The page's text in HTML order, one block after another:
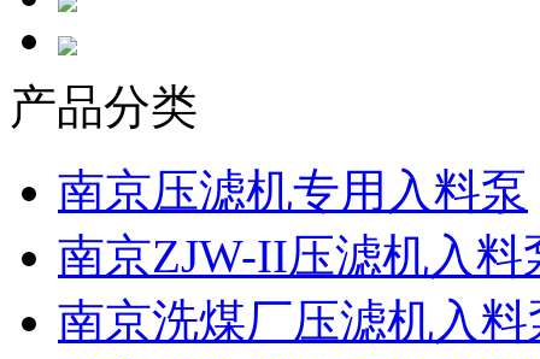
产品分类
南京压滤机专用入料泵
南京ZJW-II压滤机入料
南京洗煤厂压滤机入料